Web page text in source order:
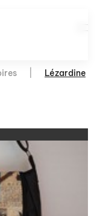
Lézardine